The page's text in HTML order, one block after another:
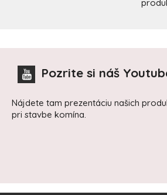
Pozrite si náš
Nájdete tam prezentáciu našich
pri stavbe komína.